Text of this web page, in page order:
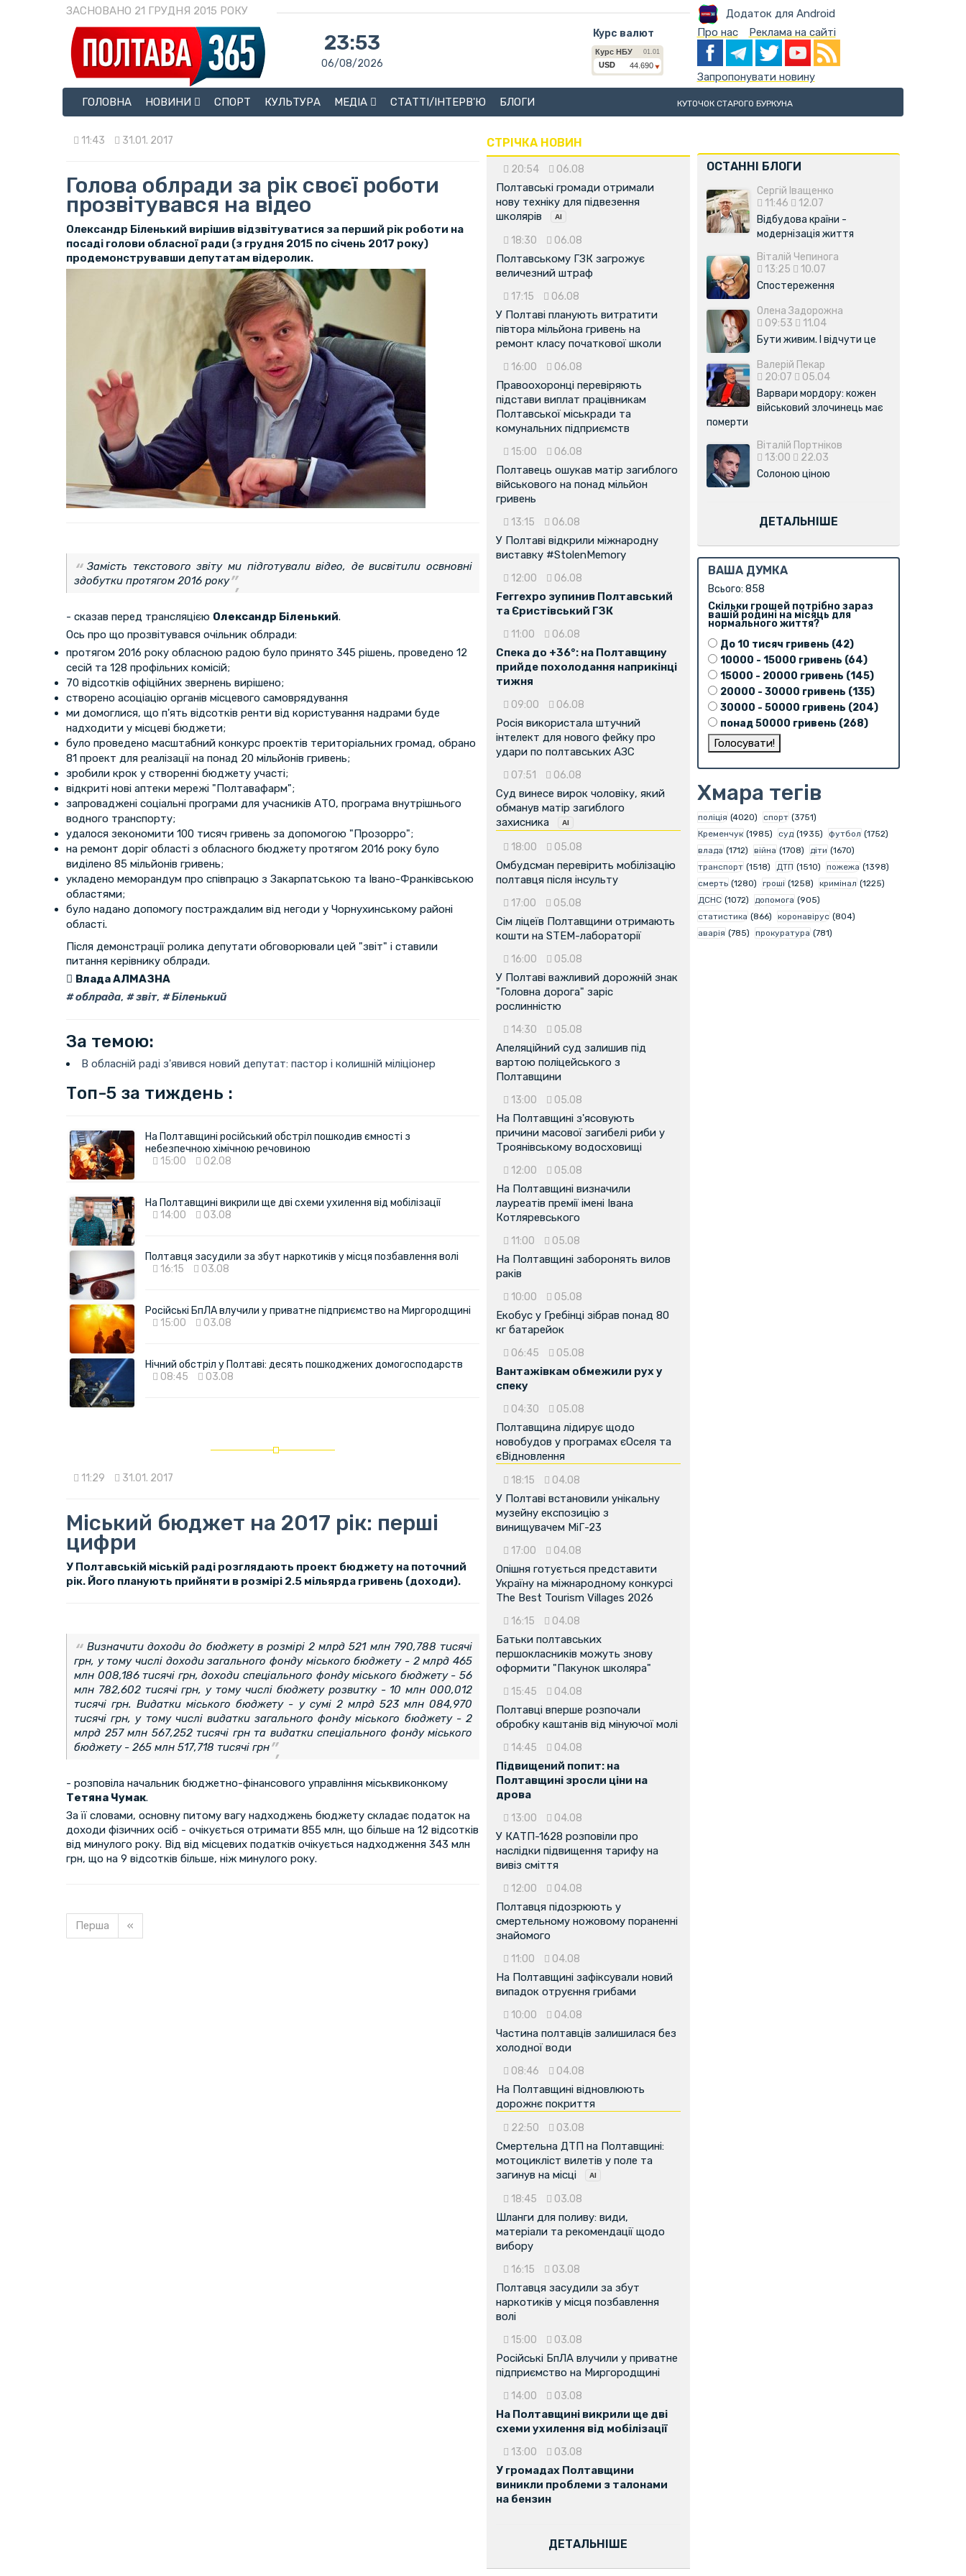
ЗАСНОВАНО 21 ГРУДНЯ 2015 РОКУ Додаток для Android
23:53
06/08/2026
Курс валют Про нас Реклама на сайті
Запропонувати новину
ГОЛОВНА
НОВИНИ СПОРТ КУЛЬТУРА МЕДІА СТАТТІ/ІНТЕРВ'Ю БЛОГИ КУТОЧОК СТАРОГО БУРКУНА
11:43 31.01. 2017
Голова облради за рік своєї роботи
прозвітувався на відео
Олександр Біленький вирішив відзвітуватися за перший рік роботи на
посаді голови обласної ради (з грудня 2015 по січень 2017 року)
продемонструвавши депутатам відеролик.
Замість текстового звіту ми підготували відео, де висвітили освновні
здобутки протягом 2016 року
- сказав перед трансляцією Олександр Біленький.
Ось про що прозвітувався очільник облради:
протягом 2016 року обласною радою було принято 345 рішень, проведено 12
сесій та 128 профільних комісій;
70 відсотків офіційних звернень вирішено;
створено асоціацію органів місцевого самоврядування
ми домоглися, що п'ять відсотків ренти від користування надрами буде
надходити у місцеві бюджети;
було проведено масштабний конкурс проектів територіальних громад, обрано
81 проект для реалізації на понад 20 мільйонів гривень;
зробили крок у створенні бюджету участі;
відкриті нові аптеки мережі "Полтавафарм";
запроваджені соціальні програми для учасників АТО, програма внутрішнього
водного транспорту;
удалося зекономити 100 тисяч гривень за допомогою "Прозорро";
на ремонт доріг області з обласного бюджету протягом 2016 року було
виділено 85 мільйонів гривень;
укладено меморандум про співпрацю з Закарпатською та Івано-Франківською
областями;
було надано допомогу постраждалим від негоди у Чорнухинському районі
області.
Після демонстрації ролика депутати обговорювали цей "звіт" і ставили
питання керівнику облради.
Влада АЛМАЗНА
облрада, звіт, Біленький
За темою:
В обласній раді з'явився новий депутат: пастор і колишній міліціонер
Топ-5 за тиждень :
На Полтавщині російський обстріл пошкодив ємності з
небезпечною хімічною речовиною
15:00
02.08
На Полтавщині викрили ще дві схеми ухилення від мобілізації
14:00
03.08
Полтавця засудили за збут наркотиків у місця позбавлення волі
16:15
03.08
Російські БпЛА влучили у приватне підприємство на Миргородщині
15:00
03.08
Нічний обстріл у Полтаві: десять пошкоджених домогосподарств
08:45
03.08
11:29 31.01. 2017
Міський бюджет на 2017 рік: перші
цифри
У Полтавській міській раді розглядають проект бюджету на поточний
рік. Його планують прийняти в розмірі 2.5 мільярда гривень (доходи).
Визначити доходи до бюджету в розмірі 2 млрд 521 млн 790,788 тисячі
грн, у тому числі доходи загального фонду міського бюджету - 2 млрд 465
млн 008,186 тисячі грн, доходи спеціального фонду міського бюджету - 56
млн 782,602 тисячі грн, у тому числі бюджету розвитку - 10 млн 000,012
тисячі грн. Видатки міського бюджету - у сумі 2 млрд 523 млн 084,970
тисячі грн, у тому числі видатки загального фонду міського бюджету - 2
млрд 257 млн 567,252 тисячі грн та видатки спеціального фонду міського
бюджету - 265 млн 517,718 тисячі грн
- розповіла начальник бюджетно-фінансового управління міськвиконкому
Тетяна Чумак.
За її словами, основну питому вагу надходжень бюджету складає податок на
доходи фізичних осіб - очікується отримати 855 млн, що більше на 12 відсотків
від минулого року. Від від місцевих податків очікується надходження 343 млн
грн, що на 9 відсотків більше, ніж минулого року.
Перша «
СТРІЧКА НОВИН
20:54 06.08
Полтавські громади отримали
нову техніку для підвезення
школярів
18:30 06.08
Полтавському ГЗК загрожує
величезний штраф
17:15 06.08
У Полтаві планують витратити
півтора мільйона гривень на
ремонт класу початкової школи
16:00 06.08
Правоохоронці перевіряють
підстави виплат працівникам
Полтавської міськради та
комунальних підприємств
15:00 06.08
Полтавець ошукав матір загиблого
військового на понад мільйон
гривень
13:15 06.08
У Полтаві відкрили міжнародну
виставку #StolenMemory
12:00 06.08
Ferrexpo зупинив Полтавський
та Єристівський ГЗК
11:00 06.08
Спека до +36°: на Полтавщину
прийде похолодання наприкінці
тижня
09:00 06.08
Росія використала штучний
інтелект для нового фейку про
удари по полтавських АЗС
07:51 06.08
Суд винесе вирок чоловіку, який
обманув матір загиблого
захисника
18:00 05.08
Омбудсман перевірить мобілізацію
полтавця після інсульту
17:00 05.08
Сім ліцеїв Полтавщини отримають
кошти на STEM-лабораторії
16:00 05.08
У Полтаві важливий дорожній знак
"Головна дорога" заріс
рослинністю
14:30 05.08
Апеляційний суд залишив під
вартою поліцейського з
Полтавщини
13:00 05.08
На Полтавщині з'ясовують
причини масової загибелі риби у
Троянівському водосховищі
12:00 05.08
На Полтавщині визначили
лауреатів премії імені Івана
Котляревського
11:00 05.08
На Полтавщині заборонять вилов
раків
10:00 05.08
Екобус у Гребінці зібрав понад 80
кг батарейок
06:45 05.08
Вантажівкам обмежили рух у
спеку
04:30 05.08
Полтавщина лідирує щодо
новобудов у програмах єОселя та
єВідновлення
18:15 04.08
У Полтаві встановили унікальну
музейну експозицію з
винищувачем МіГ-23
17:00 04.08
Опішня готується представити
Україну на міжнародному конкурсі
The Best Tourism Villages 2026
16:15 04.08
Батьки полтавських
першокласників можуть знову
оформити "Пакунок школяра"
15:45 04.08
Полтавці вперше розпочали
обробку каштанів від мінуючої молі
14:45 04.08
Підвищений попит: на
Полтавщині зросли ціни на
дрова
13:00 04.08
У КАТП-1628 розповіли про
наслідки підвищення тарифу на
вивіз сміття
12:00 04.08
Полтавця підозрюють у
смертельному ножовому пораненні
знайомого
11:00 04.08
На Полтавщині зафіксували новий
випадок отруєння грибами
10:00 04.08
Частина полтавців залишилася без
холодної води
08:46 04.08
На Полтавщині відновлюють
дорожнє покриття
22:50 03.08
Смертельна ДТП на Полтавщині:
мотоцикліст вилетів у поле та
загинув на місці
18:45 03.08
Шланги для поливу: види,
матеріали та рекомендації щодо
вибору
16:15 03.08
Полтавця засудили за збут
наркотиків у місця позбавлення
волі
15:00 03.08
Російські БпЛА влучили у приватне
підприємство на Миргородщині
14:00 03.08
На Полтавщині викрили ще дві
схеми ухилення від мобілізації
13:00 03.08
У громадах Полтавщини
виникли проблеми з талонами
на бензин
ДЕТАЛЬНІШЕ
ОСТАННІ БЛОГИ
Сергій Іващенко
11:46
12.07
Відбудова країни -
модернізація життя
Віталій Чепинога
13:25
10.07
Спостереження
Олена Задорожна
09:53
11.04
Бути живим. І відчути це
Валерій Пекар
20:07
05.04
Варвари мордору: кожен
військовий злочинець має
померти
Віталій Портніков
13:00
22.03
Солоною ціною
ДЕТАЛЬНІШЕ
ВАША ДУМКА
Всього: 858
Скільки грошей потрібно зараз
вашій родині на місяць для
нормального життя?
До 10 тисяч гривень (42)
10000 - 15000 гривень (64)
15000 - 20000 гривень (145)
20000 - 30000 гривень (135)
30000 - 50000 гривень (204)
понад 50000 гривень (268)
Хмара тегів
поліція (4020) спорт (3751)
Кременчук (1985) суд (1935) футбол (1752)
влада (1712) війна (1708) діти (1670)
транспорт (1518) ДТП (1510) пожежа (1398)
смерть (1280) гроші (1258) кримінал (1225)
ДСНС (1072) допомога (905)
статистика (866) коронавірус (804)
аварія (785) прокуратура (781)